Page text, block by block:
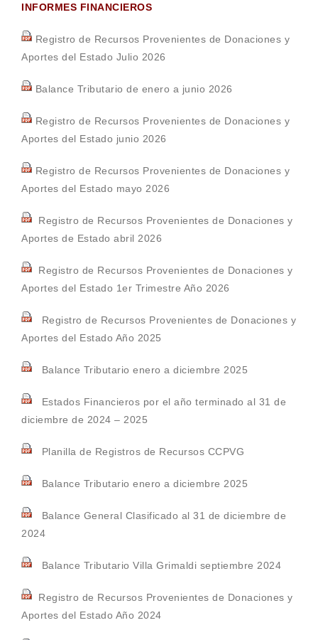
INFORMES FINANCIEROS
Registro de Recursos Provenientes de Donaciones y
Aportes del Estado Julio 2026
Balance Tributario de enero a junio 2026
Registro de Recursos Provenientes de Donaciones y
Aportes del Estado junio 2026
Registro de Recursos Provenientes de Donaciones y
Aportes del Estado mayo 2026
Registro de Recursos Provenientes de Donaciones y
Aportes de Estado abril 2026
Registro de Recursos Provenientes de Donaciones y
Aportes del Estado 1er Trimestre Año 2026
Registro de Recursos Provenientes de Donaciones y
Aportes del Estado Año 2025
Balance Tributario enero a diciembre 2025
Estados Financieros por el año terminado al 31 de
diciembre de 2024 – 2025
Planilla de Registros de Recursos CCPVG
Balance Tributario enero a diciembre 2025
Balance General Clasificado al 31 de diciembre de
2024
Balance Tributario Villa Grimaldi septiembre 2024
Registro de Recursos Provenientes de Donaciones y
Aportes del Estado Año 2024